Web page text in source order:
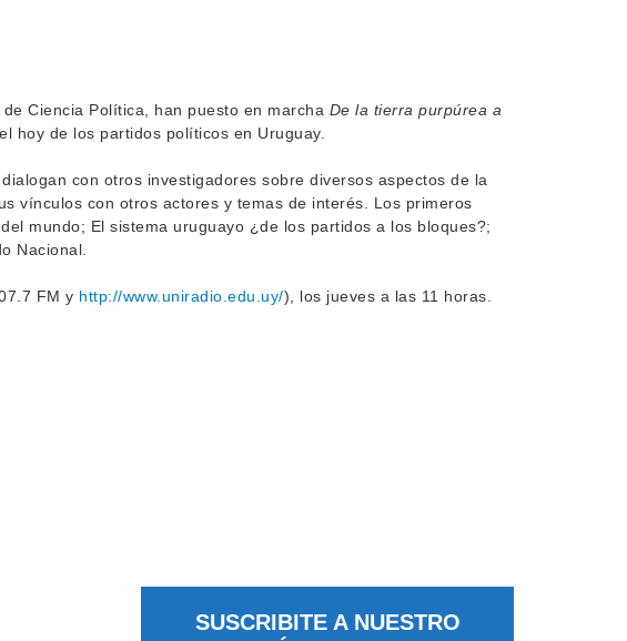
Ciencia Política, han puesto en marcha De la tierra purpúrea a
hoy de los partidos políticos en Uruguay.
con otros investigadores sobre diversos aspectos de la
vínculos con otros actores y temas de interés. Los primeros
mundo; El sistema uruguayo ¿de los partidos a los bloques?;
Nacional.
FM y http://www.uniradio.edu.uy/), los jueves a las 11 horas.
SUSCRIBITE A NUESTRO